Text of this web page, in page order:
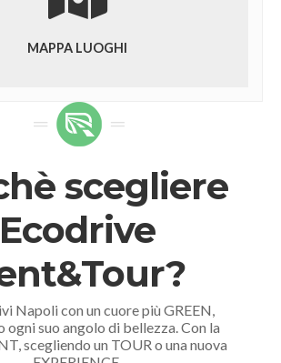
MAPPA LUOGHI
scegliere
Ecodrive
Napoli con un cuore più GREEN,
ogni suo angolo di bellezza. Con la
scegliendo un TOUR o una nuova